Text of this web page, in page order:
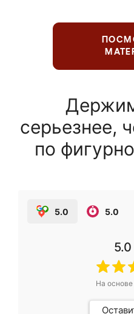
серьезнее,
по
5.0 5.0
5.0
На основе